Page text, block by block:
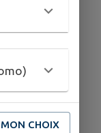
fait un lieu
de
CHOIX